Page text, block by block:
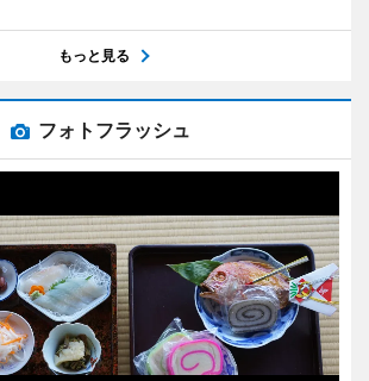
もっと見る
フォトフラッシュ